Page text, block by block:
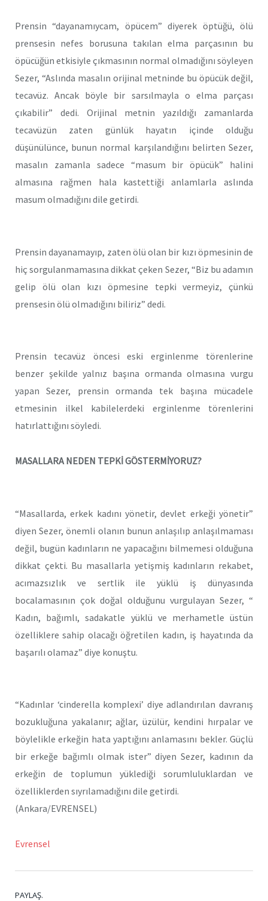
Prensin “dayanamıycam, öpücem” diyerek öptüğü, ölü
prensesin nefes borusuna takılan elma parçasının bu
öpücüğün etkisiyle çıkmasının normal olmadığını söyleyen
Sezer, “Aslında masalın orijinal metninde bu öpücük değil,
tecavüz. Ancak böyle bir sarsılmayla o elma parçası
çıkabilir” dedi. Orijinal metnin yazıldığı zamanlarda
tecavüzün zaten günlük hayatın içinde olduğu
düşünülünce, bunun normal karşılandığını belirten Sezer,
masalın zamanla sadece “masum bir öpücük” halini
almasına rağmen hala kastettiği anlamlarla aslında
masum olmadığını dile getirdi.
Prensin dayanamayıp, zaten ölü olan bir kızı öpmesinin de
hiç sorgulanmamasına dikkat çeken Sezer, “Biz bu adamın
gelip ölü olan kızı öpmesine tepki vermeyiz, çünkü
prensesin ölü olmadığını biliriz” dedi.
Prensin tecavüz öncesi eski erginlenme törenlerine
benzer şekilde yalnız başına ormanda olmasına vurgu
yapan Sezer, prensin ormanda tek başına mücadele
etmesinin ilkel kabilelerdeki erginlenme törenlerini
hatırlattığını söyledi.
MASALLARA NEDEN TEPKİ GÖSTERMİYORUZ?
“Masallarda, erkek kadını yönetir, devlet erkeği yönetir”
diyen Sezer, önemli olanın bunun anlaşılıp anlaşılmaması
değil, bugün kadınların ne yapacağını bilmemesi olduğuna
dikkat çekti. Bu masallarla yetişmiş kadınların rekabet,
acımazsızlık ve sertlik ile yüklü iş dünyasında
bocalamasının çok doğal olduğunu vurgulayan Sezer, “
Kadın, bağımlı, sadakatle yüklü ve merhametle üstün
özelliklere sahip olacağı öğretilen kadın, iş hayatında da
başarılı olamaz” diye konuştu.
“Kadınlar ‘cinderella komplexi’ diye adlandırılan davranış
bozukluğuna yakalanır; ağlar, üzülür, kendini hırpalar ve
böylelikle erkeğin hata yaptığını anlamasını bekler. Güçlü
bir erkeğe bağımlı olmak ister” diyen Sezer, kadının da
erkeğin de toplumun yüklediği sorumluluklardan ve
özelliklerden sıyrılamadığını dile getirdi.
(Ankara/EVRENSEL)
Evrensel
PAYLAŞ.